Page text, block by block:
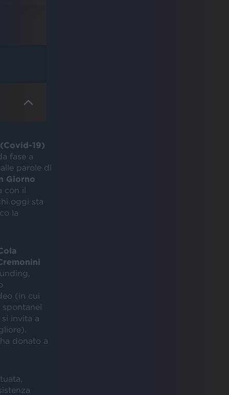
19)
fase a
parole di
Giorno
con il
oggi sta
la
(in cui
invita a
donato a